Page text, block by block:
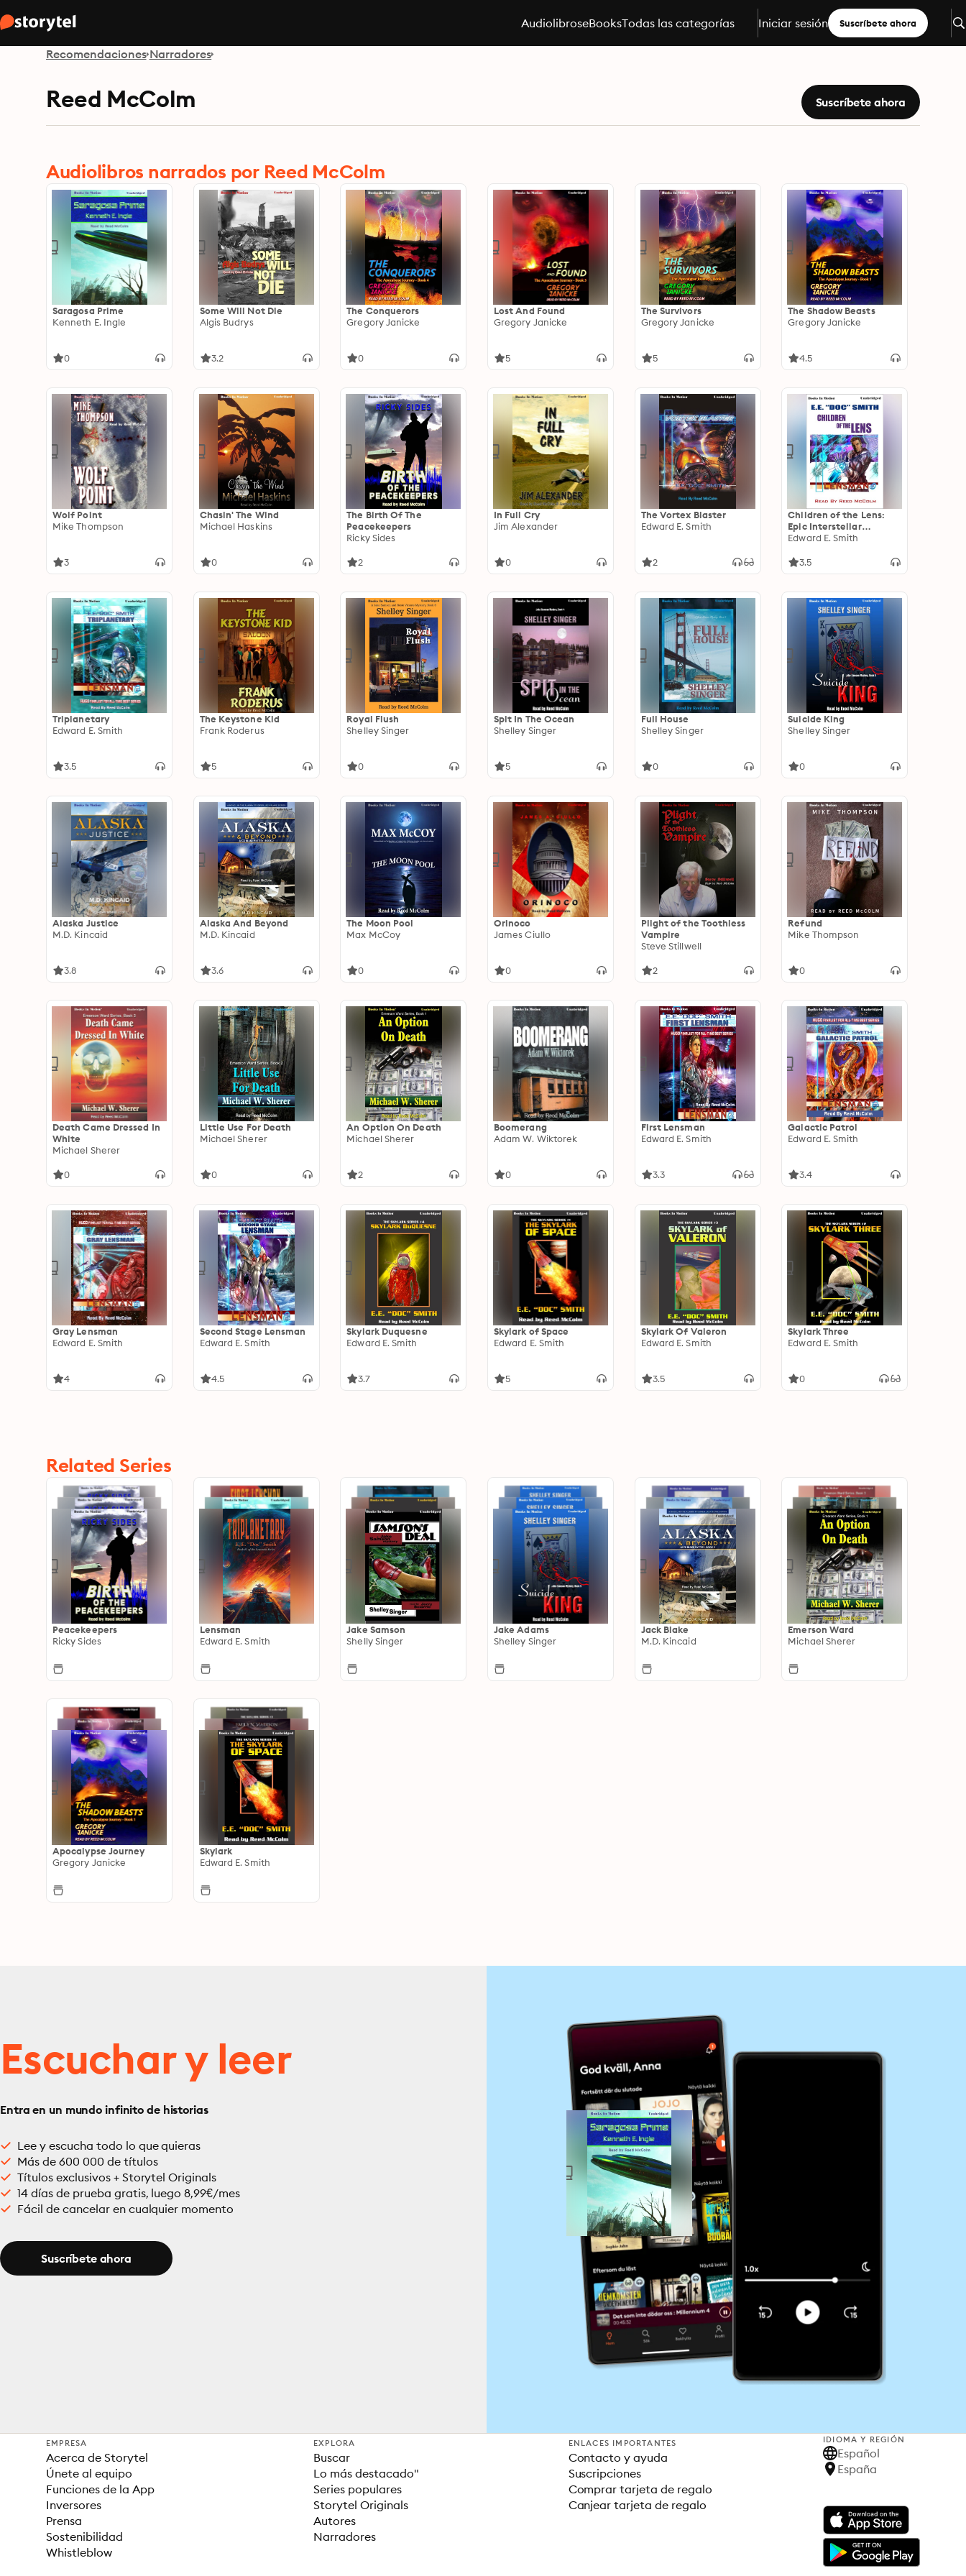
AudiolibroseBooksTodas las categorías Iniciar sesión Suscríbete ahora
Recomendaciones Narradores
Reed McColm Suscríbete ahora
Audiolibros narrados por Reed McColm
Saragosa Prime
Kenneth E. Ingle
0
Some Will Not Die
Algis Budrys
3.2
The Conquerors
Gregory Janicke
0
Lost And Found
Gregory Janicke
5
The Survivors
Gregory Janicke
5
The Shadow Beasts
Gregory Janicke
4.5
Wolf Point
Mike Thompson
3
Chasin' The Wind
Michael Haskins
0
The Birth Of The
Peacekeepers
Ricky Sides
2
In Full Cry
Jim Alexander
0
The Vortex Blaster
Edward E. Smith
2
Children of the Lens:
Epic Interstellar
Adventures and
Fi Classic
Edward E. Smith
3.5
Triplanetary
Edward E. Smith
3.5
The Keystone Kid
Frank Roderus
5
Royal Flush
Shelley Singer
0
Spit In The Ocean
Shelley Singer
5
Full House
Shelley Singer
0
Suicide King
Shelley Singer
0
Alaska Justice
M.D. Kincaid
3.8
Alaska And Beyond
M.D. Kincaid
3.6
The Moon Pool
Max McCoy
0
Orinoco
James Ciullo
0
Plight of the Toothless
Vampire
Steve Stillwell
2
Refund
Mike Thompson
0
Death Came Dressed In
White
Michael Sherer
0
Little Use For Death
Michael Sherer
0
An Option On Death
Michael Sherer
2
Boomerang
Adam W. Wiktorek
0
First Lensman
Edward E. Smith
3.3
Galactic Patrol
Edward E. Smith
3.4
Gray Lensman
Edward E. Smith
4
Second Stage Lensman
Edward E. Smith
4.5
Skylark Duquesne
Edward E. Smith
3.7
Skylark of Space
Edward E. Smith
5
Skylark Of Valeron
Edward E. Smith
3.5
Skylark Three
Edward E. Smith
0
Related Series
Peacekeepers
Ricky Sides
Lensman
Edward E. Smith
Jake Samson
Shelly Singer
Jake Adams
Shelley Singer
Jack Blake
M.D. Kincaid
Emerson Ward
Michael Sherer
Apocalypse Journey
Gregory Janicke
Skylark
Edward E. Smith
Escuchar y leer
Entra en un mundo infinito de historias
Lee y escucha todo lo que quieras
Más de 600 000 de títulos
Títulos exclusivos + Storytel Originals
14 días de prueba gratis, luego 8,99€/mes
Fácil de cancelar en cualquier momento
Suscríbete ahora
EMPRESA
Acerca de Storytel
Únete al equipo
Funciones de la App
Inversores
Prensa
Sostenibilidad
Whistleblow
EXPLORA
Buscar
Lo más destacado"
Series populares
Storytel Originals
Autores
Narradores
ENLACES IMPORTANTES
Contacto y ayuda
Suscripciones
Comprar tarjeta de regalo
Canjear tarjeta de regalo
IDIOMA Y REGIÓN
Español
España